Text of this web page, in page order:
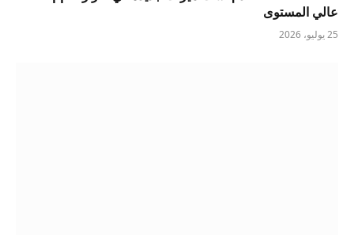
عالي المستوى
25 يوليو، 2026